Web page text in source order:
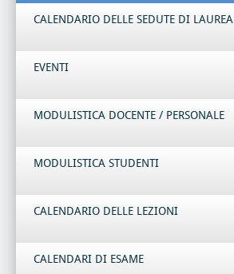
CALENDARIO DELLE SEDUTE DI LAUREA
EVENTI
MODULISTICA DOCENTE / PERSONALE
MODULISTICA STUDENTI
CALENDARIO DELLE LEZIONI
CALENDARI DI ESAME